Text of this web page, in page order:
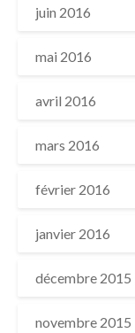
juin 2016
mai 2016
avril 2016
mars 2016
février 2016
janvier 2016
décembre 2015
novembre 2015